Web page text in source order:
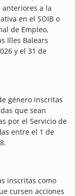
a la
en el SOIB o
de Empleo,
Illes Balears
y el 31 de
género inscritas
que sean
por el Servicio de
entre el 1 de
inscritas como
cursen acciones